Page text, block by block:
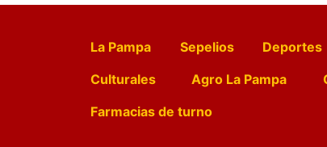
La Pampa Sepelios Deportes
Culturales
Agro La Pampa
Farmacias de turno